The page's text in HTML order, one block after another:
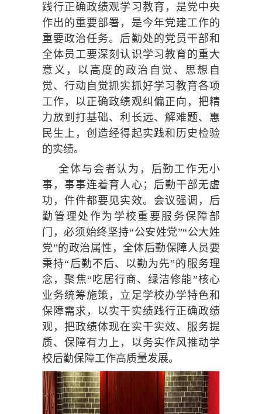
践行正确政绩观学习教育，是党中央
作出的重要部署，是今年党建工作的
重要政治任务。后勤处的党员干部和
全体员工要深刻认识学习教育的重大
意义，以高度的政治自觉、思想自
觉、行动自觉抓实抓好学习教育各项
工作，以正确政绩观纠偏正向，把精
力放到打基础、利长远、解难题、惠
民生上，创造经得起实践和历史检验
的实绩。
全体与会者认为，后勤工作无小
事，事事连着育人心；后勤干部无虚
功，件件都要见实效。会议强调，后
勤管理处作为学校重要服务保障部
门，必须始终坚持“公安姓党”“公大姓
党”的政治属性，全体后勤保障人员要
秉持“后勤不后、以勤为先”的服务理
念，聚焦“吃居行商、绿洁修能”核心
业务统筹施策，立足学校办学特色和
保障需求，以实干实绩践行正确政绩
观，把政绩体现在实干实效、服务提
质、保障有力上，以务实作风推动学
校后勤保障工作高质量发展。